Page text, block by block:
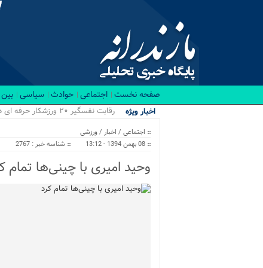
صفحه نخست اجتماعی حوادث سیاسی
اخبار ویژه رقابت نفسگیر ۲۰ ورزشکار حرفه ای در باشگاه RX بابل/ قهرمانان کراسفیت شهرستان بابل...
اجتماعی / اخبار /ورزشی
08 بهمن 1394 - 13:12
شناسه خبر : 2767
وحید امیری با چینی‌ها تمام